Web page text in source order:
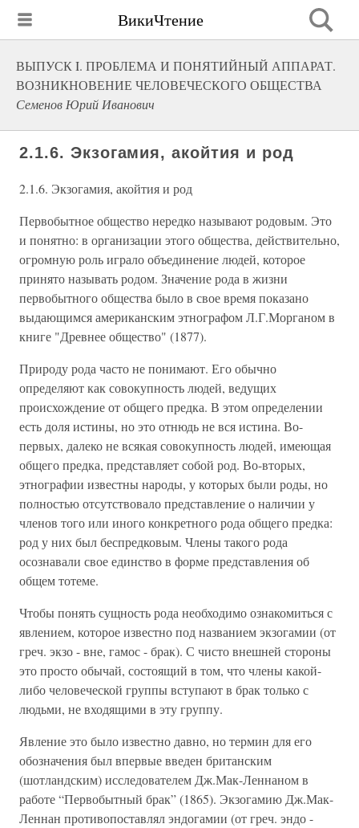
ВикиЧтение
ВЫПУСК I. ПРОБЛЕМА И ПОНЯТИЙНЫЙ АППАРАТ.
ВОЗНИКНОВЕНИЕ ЧЕЛОВЕЧЕСКОГО ОБЩЕСТВА
Семенов Юрий Иванович
2.1.6. Экзогамия, акойтия и род
2.1.6. Экзогамия, акойтия и род
Первобытное общество нередко называют родовым. Это
и понятно: в организации этого общества, действительно,
огромную роль играло объединение людей, которое
принято называть родом. Значение рода в жизни
первобытного общества было в свое время показано
выдающимся американским этнографом Л.Г.Морганом в
книге "Древнее общество" (1877).
Природу рода часто не понимают. Его обычно
определяют как совокупность людей, ведущих
происхождение от общего предка. В этом определении
есть доля истины, но это отнюдь не вся истина. Во-
первых, далеко не всякая совокупность людей, имеющая
общего предка, представляет собой род. Во-вторых,
этнографии известны народы, у которых были роды, но
полностью отсутствовало представление о наличии у
членов того или иного конкретного рода общего предка:
род у них был беспредковым. Члены такого рода
осознавали свое единство в форме представления об
общем тотеме.
Чтобы понять сущность рода необходимо ознакомиться с
явлением, которое известно под названием экзогамии (от
греч. экзо - вне, гамос - брак). С чисто внешней стороны
это просто обычай, состоящий в том, что члены какой-
либо человеческой группы вступают в брак только с
людьми, не входящими в эту группу.
Явление это было известно давно, но термин для его
обозначения был впервые введен британским
(шотландским) исследователем Дж.Мак-Леннаном в
работе “Первобытный брак” (1865). Экзогамию Дж.Мак-
Леннан противопоставлял эндогамии (от греч. эндо -